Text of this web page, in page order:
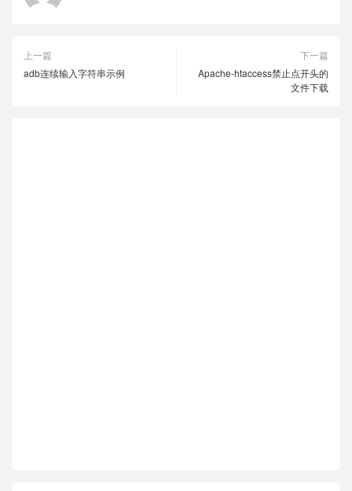
上一篇
adb连续输入字符串示例
下一篇
Apache-htaccess禁止点开头的
文件下载